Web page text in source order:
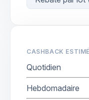
CASHBACK ESTIMÉ
Quotidien
Hebdomadaire